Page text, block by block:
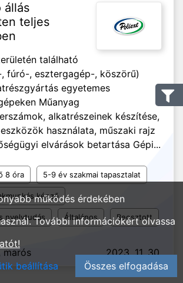
állás
teljes
található
fúró-, esztergagép-, köszörű)
egyetemes
Műanyag
alkatrészeinek készítése,
használata, műszaki rajz
elvárások betartása Gépi...
8 óra 5-9 év szakmai tapasztalat
képző
nyelvtudás Általános Beosztott
marós 2023. 11. 30.
működés érdekében
További információkért olvassa
beállítása
Összes elfogadása